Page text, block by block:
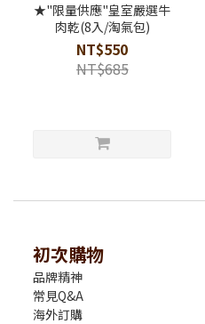
★"限量供應"皇室嚴選牛
肉乾(8入/淘氣包)
NT$550
NT$685
初次購物
品牌精神
常見Q&A
海外訂購